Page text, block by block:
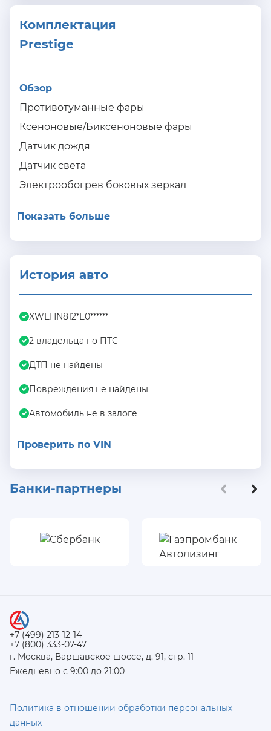
Комплектация
Prestige
Обзор
Противотуманные фары
Ксеноновые/Биксеноновые фары
Датчик дождя
Датчик света
Электрообогрев боковых зеркал
Показать больше
История авто
XWEHN812*E0******
2 владельца по ПТС
ДТП не найдены
Повреждения не найдены
Автомобиль не в залоге
Проверить по VIN
Банки-партнеры
+7 (499) 213-12-14
+7 (800) 333-07-47
г. Москва, Варшавское шоссе, д. 91, стр. 11
Ежедневно с 9:00 до 21:00
Политика в отношении обработки персональных
данных